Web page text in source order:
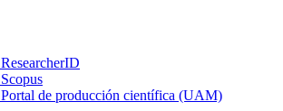
ResearcherID
Scopus
Portal de producción científica (UAM)